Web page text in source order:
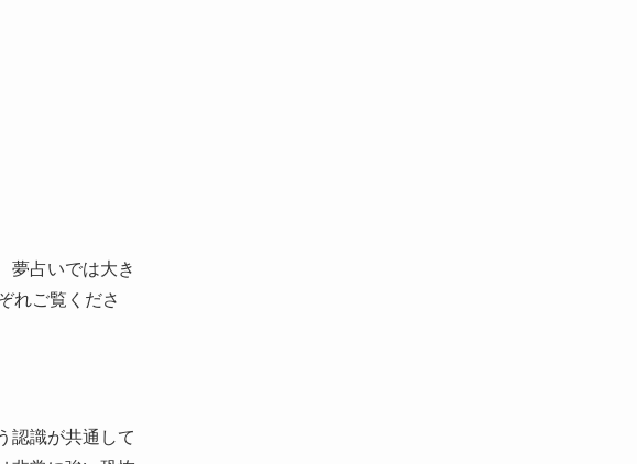
夢占いでは大き
れご覧くださ
認識が共通して